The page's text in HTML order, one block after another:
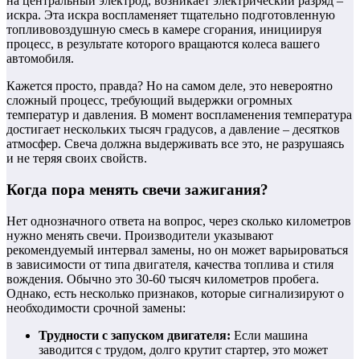
искра. Эта искра воспламеняет тщательно подготовленную
топливовоздушную смесь в камере сгорания, инициируя
процесс, в результате которого вращаются колеса вашего
автомобиля.
Кажется просто, правда? Но на самом деле, это невероятно
сложный процесс, требующий выдержки огромных
температур и давления. В момент воспламенения температура
достигает нескольких тысяч градусов, а давление – десятков
атмосфер. Свеча должна выдерживать все это, не разрушаясь
и не теряя своих свойств.
Когда пора менять свечи зажигания?
Нет однозначного ответа на вопрос, через сколько километров
нужно менять свечи. Производители указывают
рекомендуемый интервал замены, но он может варьироваться
в зависимости от типа двигателя, качества топлива и стиля
вождения. Обычно это 30-60 тысяч километров пробега.
Однако, есть несколько признаков, которые сигнализируют о
необходимости срочной замены:
Трудности с запуском двигателя: Если машина
заводится с трудом, долго крутит стартер, это может